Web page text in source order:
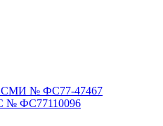
СМИ № ФС77-47467
№ ФС77110096